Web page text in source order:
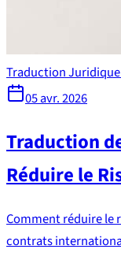
Traduction
05 avr. 2026
Traduction
Réduire le
Comment réduire le
contrats